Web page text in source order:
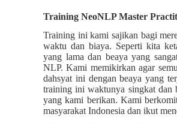
Training NeoNLP Master
Training ini kami sajikan bagi
waktu dan biaya. Seperti kita
yang lama dan beaya yang
NLP. Kami memikirkan agar
dahsyat ini dengan beaya yang
training ini waktunya singkat dan
yang kami berikan. Kami
masyarakat Indonesia dan ikut